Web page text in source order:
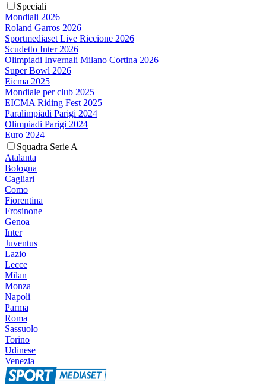
Speciali
Mondiali 2026
Roland Garros 2026
Sportmediaset Live Riccione 2026
Scudetto Inter 2026
Olimpiadi Invernali Milano Cortina 2026
Super Bowl 2026
Eicma 2025
Mondiale per club 2025
EICMA Riding Fest 2025
Paralimpiadi Parigi 2024
Olimpiadi Parigi 2024
Euro 2024
Squadra Serie A
Atalanta
Bologna
Cagliari
Como
Fiorentina
Frosinone
Genoa
Inter
Juventus
Lazio
Lecce
Milan
Monza
Napoli
Parma
Roma
Sassuolo
Torino
Udinese
Venezia